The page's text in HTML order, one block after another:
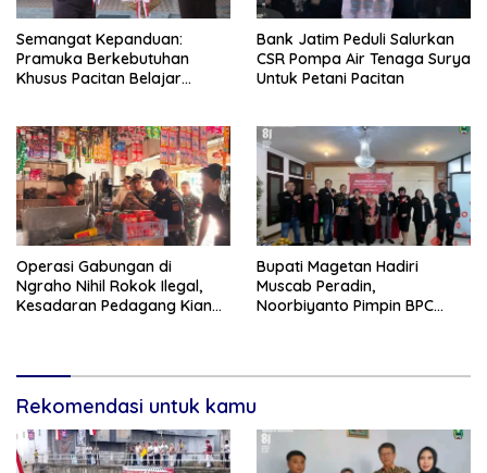
Semangat Kepanduan:
Pramuka Berkebutuhan
Khusus Pacitan Belajar
Bank Jatim Peduli Salurkan
CSR Pompa Air Tenaga Surya
Untuk Petani Pacitan
Operasi Gabungan di
Ngraho Nihil Rokok Ilegal,
Kesadaran Pedagang Kian
Bupati Magetan Hadiri
Muscab Peradin,
Noorbiyanto Pimpin BPC
Rekomendasi untuk kamu